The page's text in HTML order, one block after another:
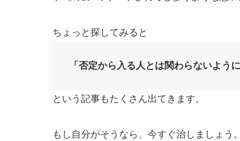
ちょっと探してみると
「否定から入る人とは関わらないよう
という記事もたくさん出てきます。
もし自分がそうなら、今すぐ治しましょう。